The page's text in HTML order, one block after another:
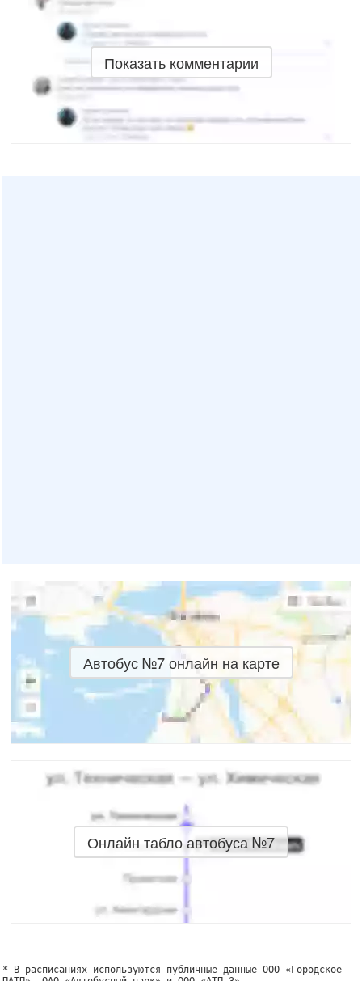
Показать комментарии
Автобус №7 онлайн на карте
Онлайн табло автобуса №7
* В расписаниях используются публичные данные ООО «Городское